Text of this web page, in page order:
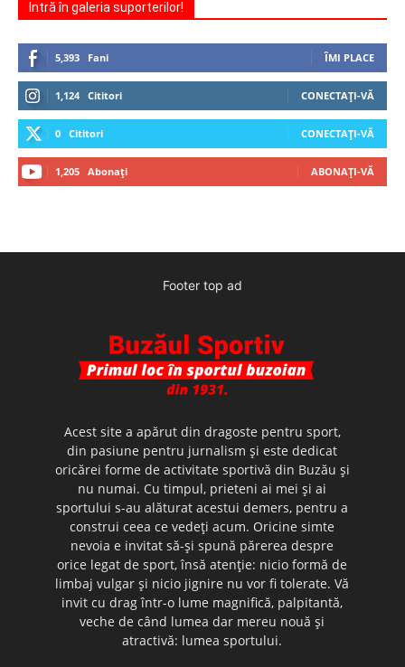
Intră în galeria suporterilor!
5,393 Fani ÎMI PLACE
1,124 Cititori CONECTAȚI-VĂ
0 Cititori CONECTAȚI-VĂ
1,205 Abonați ABONAȚI-VĂ
Footer top ad
Acest site a apărut din dragoste pentru sport,
din pasiune pentru jurnalism şi este dedicat
oricărei forme de activitate sportivă din Buzău şi
nu numai. Cu timpul, prieteni ai mei şi ai
sportului s-au alăturat acestui demers, pentru a
construi ceea ce vedeţi acum. Oricine simte
nevoia e invitat să-şi spună părerea despre
orice legat de sport, însă atenţie: nicio formă de
limbaj vulgar şi nicio jignire nu vor fi tolerate. Vă
invit cu drag într-o lume magnifică, palpitantă,
veche de când lumea dar mereu nouă şi
atractivă: lumea sportului.